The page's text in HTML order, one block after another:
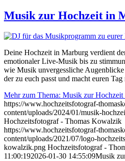
Musik zur Hochzeit in
Deine Hochzeit in Marburg verdient
emotionaler Live-Musik bis zu
wie Musik unvergessliche
der zu euch passt und macht euren
Mehr zum Thema: Musik zur
https://www.hochzeitsfotograf-
content/uploads/2024/01/musik-
Hochzeitsfotograf - Thomas Kowalzik
https://www.hochzeitsfotograf-
content/uploads/2021/07/logo-
kowalzik.png Hochzeitsfotograf -
11:00:192026-01-30 14:55:09Musik